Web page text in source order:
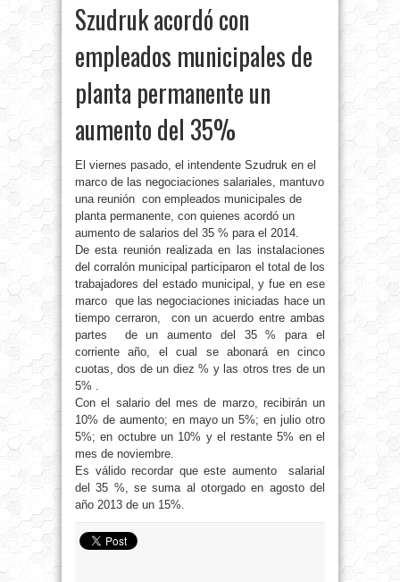
Szudruk acordó con
empleados municipales de
planta permanente un
aumento del 35%
El viernes pasado, el intendente Szudruk en el
marco de las negociaciones salariales, mantuvo
una reunión con empleados municipales de
planta permanente, con quienes acordó un
aumento de salarios del 35 % para el 2014.
De esta reunión realizada en las instalaciones
del corralón municipal participaron el total de los
trabajadores del estado municipal, y fue en ese
marco que las negociaciones iniciadas hace un
tiempo cerraron, con un acuerdo entre ambas
partes de un aumento del 35 % para el
corriente año, el cual se abonará en cinco
cuotas, dos de un diez % y las otros tres de un
5% .
Con el salario del mes de marzo, recibirán un
10% de aumento; en mayo un 5%; en julio otro
5%; en octubre un 10% y el restante 5% en el
mes de noviembre.
Es válido recordar que este aumento salarial
del 35 %, se suma al otorgado en agosto del
año 2013 de un 15%.